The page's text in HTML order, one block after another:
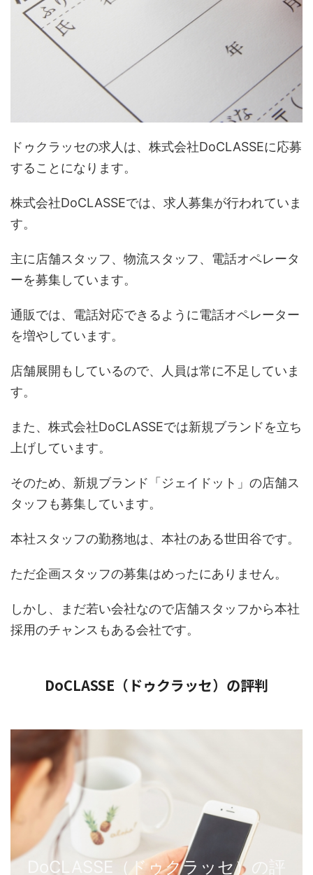
ドゥクラッセの求人は、株式会社DoCLASSEに応募
することになります。
株式会社DoCLASSEでは、求人募集が行われていま
す。
主に店舗スタッフ、物流スタッフ、電話オペレータ
ーを募集しています。
通販では、電話対応できるように電話オペレーター
を増やしています。
店舗展開もしているので、人員は常に不足していま
す。
また、株式会社DoCLASSEでは新規ブランドを立ち
上げしています。
そのため、新規ブランド「ジェイドット」の店舗ス
タッフも募集しています。
本社スタッフの勤務地は、本社のある世田谷です。
ただ企画スタッフの募集はめったにありません。
しかし、まだ若い会社なので店舗スタッフから本社
採用のチャンスもある会社です。
DoCLASSE（ドゥクラッセ）の評判
DoCLASSE（ドゥクラッセ）の評